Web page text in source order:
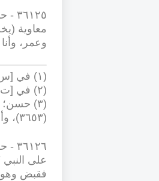
٣٦١٢٥ -
وعمر،
(١) في [س]: (خطب)
(٢) في [ت]: بياض
(٣٦٥٣)، وأحمد ٤/ ١٠٠ (١٦٩٦٩)
٣٦١٢٦ -
على
فقبض وهو